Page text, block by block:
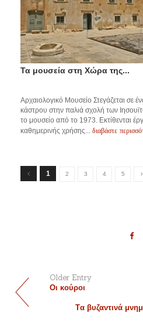
Τα μουσεία στη Χώρα της...
Αρχαιολογικό Μουσείο Στεγάζεται σε
κάστρου στην παλιά σχολή των
το μουσείο από το 1973. Εκτίθενται
καθημερινής χρήσης... διαβάστε
1 2 3 4 5
Older Entry
Οι κούροι
Tα βυζαντινά